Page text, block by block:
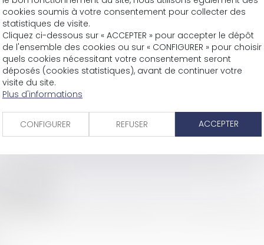
VENTE
Le 03/11/2020 à
TGI de Bourg en
32 avenue Alsace
CS 30306
cookies soumis à votre consentement pour collecter des
statistiques de visite.
Cliquez ci-dessous sur « ACCEPTER » pour accepter le dépôt
de l'ensemble des cookies ou sur « CONFIGURER » pour choisir
quels cookies nécessitant votre consentement seront
déposés (cookies statistiques), avant de continuer votre
visite du site.
Plus d'informations
CONFIGURER REFUSER ACCEPTER